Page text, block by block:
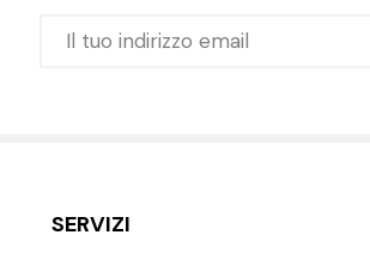
SERVIZI